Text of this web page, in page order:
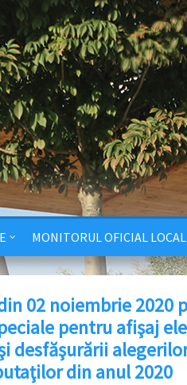
MONITORUL OFICIAL LOCAL
din 02 noiembrie 2020
pentru afişaj
desfăşurării
din anul 2020